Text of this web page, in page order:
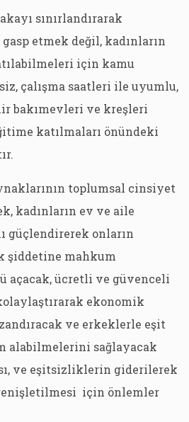
sınırlandırarak
etmek değil, kadınların
için kamu
çalışma saatleri ile uyumlu,
bakımevleri ve kreşleri
katılmaları önündeki
toplumsal cinsiyet
kadınların ev ve aile
güçlendirerek onların
şiddetine mahkum
açacak, ücretli ve güvenceli
ekonomik
ve erkeklerle eşit
sağlayacak
ve eşitsizliklerin giderilerek
için önlemler